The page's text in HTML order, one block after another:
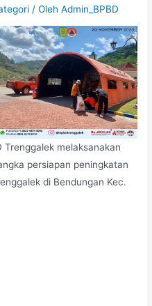
/ OlehAdmin_BPBD
melaksanakan
persiapan peningkatan
di Bendungan Kec.